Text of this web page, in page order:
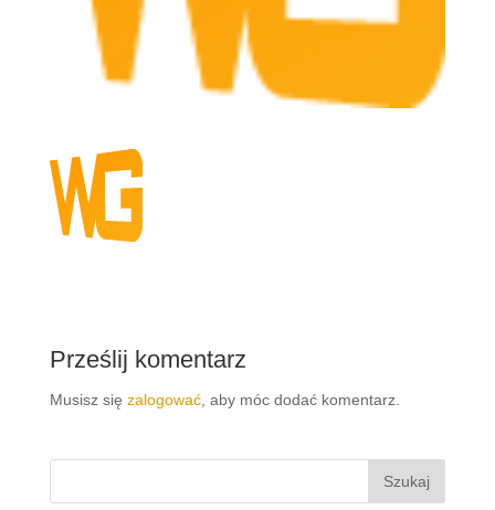
Prześlij komentarz
Musisz się zalogować, aby móc dodać komentarz.
Szukaj: